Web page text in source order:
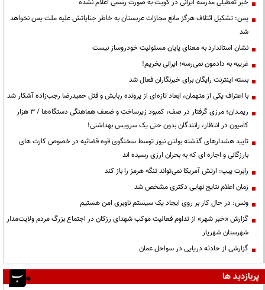
خبر تعطیلی مدرسه ایرانی در کویت به صورت رسمی اعلام نشده
یمن: تشکیل ائتلاف هرگز مانع مجازات عربستان به خاطر جنایاتش علیه ملت یمن نخواهد
شد
نشان استاندارد به معنای پایان مسئولیت خودروساز نیست
غریبه به دادمون نمی‌رسه؛ ایرانی بخریم!
بسته اینترنت رایگان برای خبرنگاران فعال شد
با اعتراف یکی از متهمان، ابعاد تازه‌ای از پرونده ربایش و قتل حمیدرضا رجب‌زاده آشکار شد
ریمـدان؛ مرزی گرفتار در صف، کمبود زیرساخت و ضعف هماهنگی دستگاه‌ها / ۳ هزار
کامیون در انتظار، رانندگان بدون حتی یک سرویس بهداشتی!
تایید هشدارهای گذشته بولتن نیوز توسط سخنگوی قوه قضائیه در خصوص کارت های
بارزگانی و اجاره ای که به بحران ارزی رسیده اند
رابرت پیپ: ارتش آمریکا نمی‌تواند تنگه هرمز را باز کند
زمان اعلام نتایج نهایی دکتری مشخص شد
ونس: در حال کار بر روی ایجاد یک سیستم ناوبری امن هستیم
گزارش «خبر شهر» از تداوم فعالیت موکب شهدای رزکان در اجتماع بزرگ مردم ولایت‌مدار
شهرستان شهریار
گزارشی از حادثه دریایی در سواحل عمان
پربازدید ها